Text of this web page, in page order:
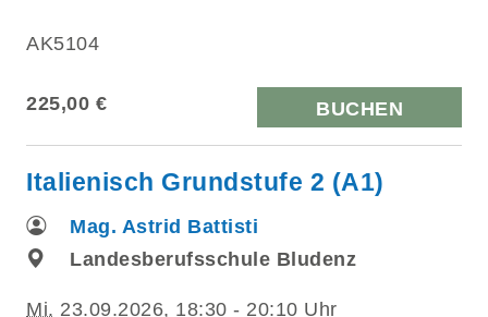
AK5104
225,00 € BUCHEN
Italienisch Grundstufe 2 (A1)
Mag. Astrid Battisti
Landesberufsschule Bludenz
Mi. 23.09.2026, 18:30 - 20:10 Uhr